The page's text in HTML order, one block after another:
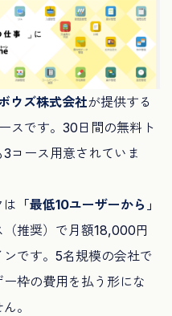
ウズ株式会社が提供する
スです。30日間の無料ト
コース用意されていま
「最低10ユーザーから」
推奨）で月額18,000円
です。5名規模の会社で
枠の費用を払う形にな
。